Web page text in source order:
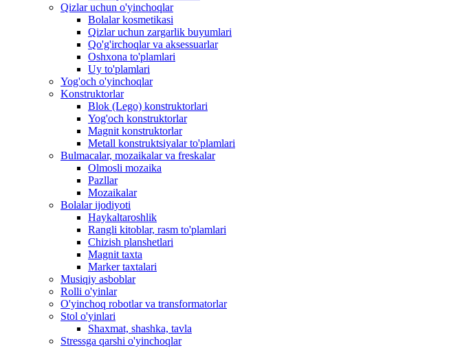
Qizlar uchun o'yinchoqlar
Bolalar kosmetikasi
Qizlar uchun zargarlik buyumlari
Qo'g'irchoqlar va aksessuarlar
Oshxona to'plamlari
Uy to'plamlari
Yog'och o'yinchoqlar
Konstruktorlar
Blok (Lego) konstruktorlari
Yog'och konstruktorlar
Magnit konstruktorlar
Metall konstruktsiyalar to'plamlari
Bulmacalar, mozaikalar va freskalar
Olmosli mozaika
Pazllar
Mozaikalar
Bolalar ijodiyoti
Haykaltaroshlik
Rangli kitoblar, rasm to'plamlari
Chizish planshetlari
Magnit taxta
Marker taxtalari
Musiqiy asboblar
Rolli o'yinlar
O'yinchoq robotlar va transformatorlar
Stol o'yinlari
Shaxmat, shashka, tavla
Stressga qarshi o'yinchoqlar